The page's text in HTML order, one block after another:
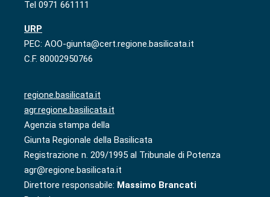
Tel 0971 661111
URP
PEC: AOO-giunta@cert.regione.basilicata.it
C.F. 80002950766
regione.basilicata.it
agr.regione.basilicata.it
Agenzia stampa della
Giunta Regionale della Basilicata
Registrazione n. 209/1995 al Tribunale di Potenza
agr@regione.basilicata.it
Direttore responsabile: Massimo Brancati